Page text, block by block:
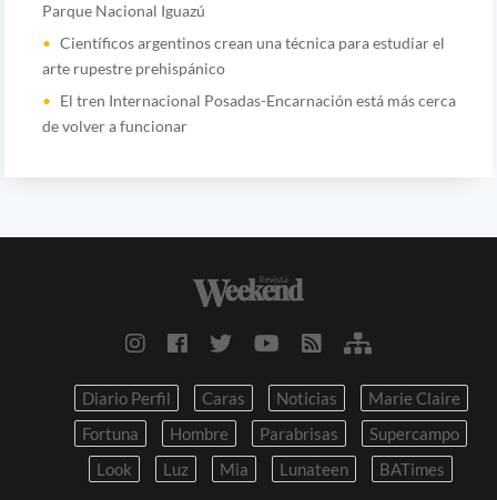
Parque Nacional Iguazú
Científicos argentinos crean una técnica para estudiar el
arte rupestre prehispánico
El tren Internacional Posadas-Encarnación está más cerca
de volver a funcionar
Diario Perfil Caras Noticias
Marie Claire
Fortuna
Hombre Parabrisas
Supercampo
Look
Luz Mia Lunateen BATimes